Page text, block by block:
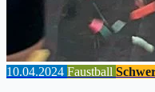
10.04.2024 Faustball